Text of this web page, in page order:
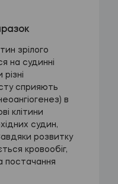
зрілого
на судинні
сприяють
в
клітини
судин,
розвитку
кровообіг,
постачання